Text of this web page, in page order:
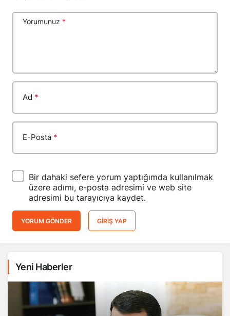
Yorumunuz *
Ad *
E-Posta *
Bir dahaki sefere yorum yaptığımda kullanılmak
üzere adımı, e-posta adresimi ve web site
adresimi bu tarayıcıya kaydet.
YORUM GÖNDER GIRIŞ YAP
Yeni Haberler